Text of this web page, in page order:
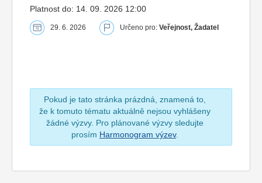
Platnost do: 14. 09. 2026 12:00
29. 6. 2026 Určeno pro: Veřejnost, Žadatel
Pokud je tato stránka prázdná, znamená to,
že k tomuto tématu aktuálně nejsou vyhlášeny
žádné výzvy. Pro plánované výzvy sledujte
prosím Harmonogram výzev.